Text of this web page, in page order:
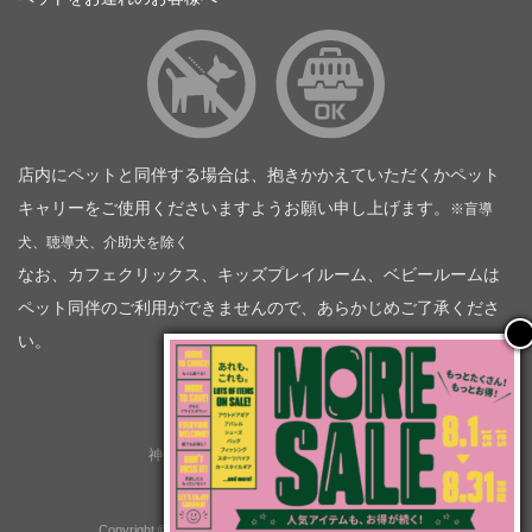
店内にペットと同伴する場合は、抱きかかえていただくかペット
キャリーをご使用くださいますようお願い申し上げます。
※盲導
犬、聴導犬、介助犬を除く
なお、カフェクリックス、キッズプレイルーム、ベビールームは
ペット同伴のご利用ができませんので、あらかじめご了承くださ
い。
神奈川トヨタ自動車（企業情報）
トヨタモビリティ神奈川
株式会社会社ＫＴグループ